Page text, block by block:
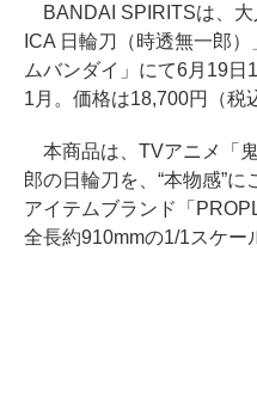
BANDAI SPIRITSは、大
ICA 日輪刀（時透無一郎
ムバンダイ」にて6月19
1月。価格は18,700円（税
本商品は、TVアニメ「
郎の日輪刀を、“本物感”
アイテムブランド「
全長約910mmの1/1スケー